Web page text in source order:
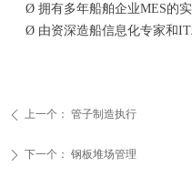
Ø 拥有多年船舶企业MES的
Ø 由资深造船信息化专家和IT
ꄴ 上一个： 管子制造执行
ꄲ 下一个： 钢板堆场管理